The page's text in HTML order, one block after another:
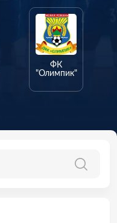
ФК
"Олимпик"